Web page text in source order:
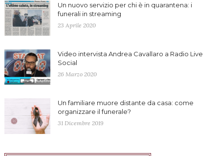
Un nuovo servizio per chi è in quarantena: i
funerali in streaming
23 Aprile 2020
Video intervista Andrea Cavallaro a Radio Live
Social
26 Marzo 2020
Un familiare muore distante da casa: come
organizzare il funerale?
31 Dicembre 2019